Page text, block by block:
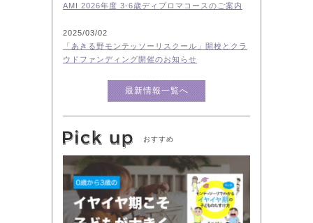
AMI 2026年度 3-6歳ディプロマコースのご案内
2025/03/02
「あきる野モンテッソーリスクール」開校とクラ
ウドファンディング開催のお知らせ
最新情報一覧へ
おすすめ